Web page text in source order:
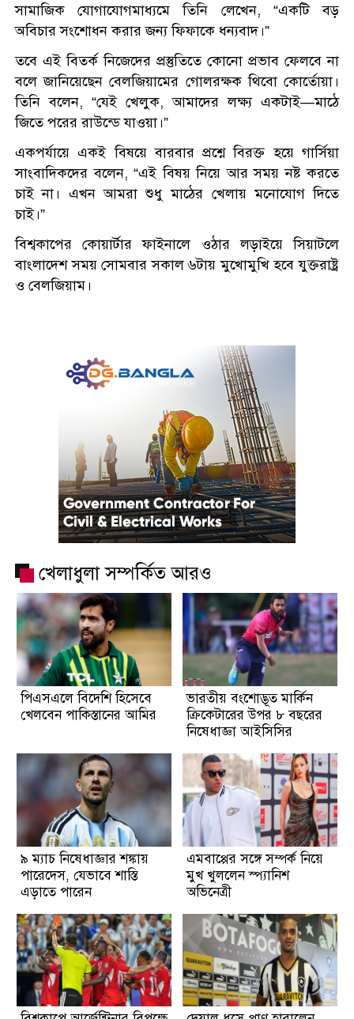
সামাজিক যোগাযোগমাধ্যমে তিনি লেখেন, “একটি বড়
অবিচার সংশোধন করার জন্য ফিফাকে ধন্যবাদ।”
তবে এই বিতর্ক নিজেদের প্রস্তুতিতে কোনো প্রভাব ফেলবে না
বলে জানিয়েছেন বেলজিয়ামের গোলরক্ষক থিবো কোর্তোয়া।
তিনি বলেন, “যেই খেলুক, আমাদের লক্ষ্য একটাই—মাঠে
জিতে পরের রাউন্ডে যাওয়া।”
একপর্যায়ে একই বিষয়ে বারবার প্রশ্নে বিরক্ত হয়ে গার্সিয়া
সাংবাদিকদের বলেন, “এই বিষয় নিয়ে আর সময় নষ্ট করতে
চাই না। এখন আমরা শুধু মাঠের খেলায় মনোযোগ দিতে
চাই।”
বিশ্বকাপের কোয়ার্টার ফাইনালে ওঠার লড়াইয়ে সিয়াটলে
বাংলাদেশ সময় সোমবার সকাল ৬টায় মুখোমুখি হবে যুক্তরাষ্ট্র
ও বেলজিয়াম।
খেলাধুলা সম্পর্কিত আরও
পিএসএলে বিদেশি হিসেবে
খেলবেন পাকিস্তানের আমির
ভারতীয় বংশোদ্ভূত মার্কিন
ক্রিকেটারের উপর ৮ বছরের
নিষেধাজ্ঞা আইসিসির
৯ ম্যাচ নিষেধাজ্ঞার শঙ্কায়
পারেদেস, যেভাবে শাস্তি
এড়াতে পারেন
এমবাপ্পের সঙ্গে সম্পর্ক নিয়ে
মুখ খুললেন স্প্যানিশ
অভিনেত্রী